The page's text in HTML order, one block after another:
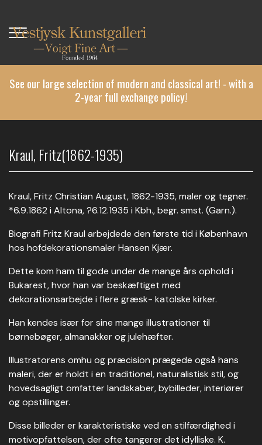
main
content
See our large selection of modern and classical art! - with a
2-year full exchange policy!
Kraul, Fritz(1862-1935)
Kraul, Fritz Christian August, 1862-1935, maler og tegner.
*6.9.1862 i Altona, ?6.12.1935 i Kbh., begr. smst. (Garn.).
Biografi Fritz Kraul arbejdede den første tid i København
hos hofdekorationsmaler Hansen Kjær.
Dette kom ham til gode under de mange års ophold i
Bukarest, hvor han var beskæftiget med
dekorationsarbejde i flere græsk- katolske kirker.
Han kendes især for sine mange illustrationer til
børnebøger, almanakker og julehæfter.
Illustratorens omhu og præcision prægede også hans
maleri, der er holdt i en traditionel, naturalistisk stil, og
hovedsagligt omfatter landskaber, bybilleder, interiører
og opstillinger.
Disse billeder er karakteristiske ved en stilfærdighed i
motivopfattelsen, der ofte tangerer det idylliske. K.